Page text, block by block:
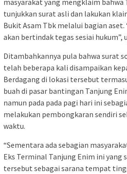
tunjukkan surat asli dan lakukan
Bukit Asam Tbk melalui bagian aset.
akan bertindak tegas sesiai hukum”,
Ditambahkannya pula bahwa surat
telah beberapa kali disampaikan
Berdagang di lokasi tersebut
buah di pasar bantingan Tanjung
namun pada pada pagi hari ini
melakukan pembongkaran sendiri
waktu.
“Sementara ada sebagian
Eks Terminal Tanjung Enim ini yang
tersebut sebagai sarana tempat